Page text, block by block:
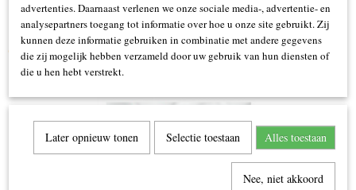
Ook interessant
advertenties. Daarnaast verlenen we onze sociale media-, advertentie- en
analysepartners toegang tot informatie over hoe u onze site gebruikt. Zij
kunnen deze informatie gebruiken in combinatie met andere gegevens
die zij mogelijk hebben verzameld door uw gebruik van hun diensten of
die u hen hebt verstrekt.
Later opnieuw tonen Selectie toestaan Alles toestaan
Nee, niet akkoord